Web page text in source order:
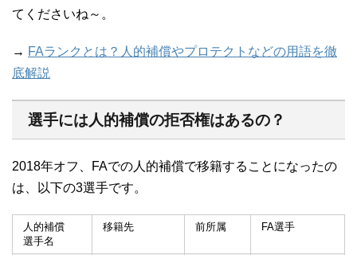
てくださいね～。
→ FAランクとは？人的補償やプロテクトなどの用語を徹
底解説
選手には人的補償の拒否権はあるの？
2018年オフ、FAでの人的補償で移籍することになったの
は、以下の3選手です。
人的補償
選手名
移籍先 前所属 FA選手